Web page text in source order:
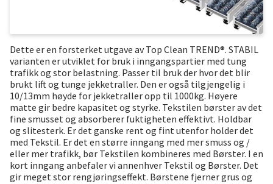
Dette er en forsterket utgave av Top Clean TREND®. STABIL
varianten er utviklet for bruk i inngangspartier med tung
trafikk og stor belastning. Passer til bruk der hvor det blir
brukt lift og tunge jekketraller. Den er også tilgjengelig i
10/13mm høyde for jekketraller opp til 1000kg. Høyere
matte gir bedre kapasitet og styrke. Tekstilen børster av det
fine smusset og absorberer fuktigheten effektivt. Holdbar
og slitesterk. Er det ganske rent og fint utenfor holder det
med Tekstil. Er det en større inngang med mer smuss og /
eller mer trafikk, bør Tekstilen kombineres med Børster. I en
kort inngang anbefaler vi annenhver Tekstil og Børster. Det
gir meget stor rengjøringseffekt. Børstene fjerner grus og